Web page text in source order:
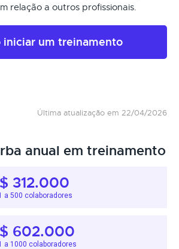
relação a outros profissionais.
iniciar um treinamento
Última atualização em 22/04/2026
anual em treinamento
312.000
a 500 colaboradores
602.000
a 1000 colaboradores